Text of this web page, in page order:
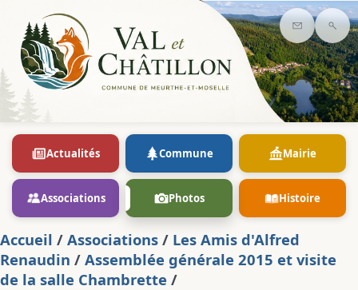
Contact
Actualités Commune Mairie
Associations Photos Histoire
Accueil / Associations / Les Amis d'Alfred
Renaudin / Assemblée générale 2015 et visite
de la salle Chambrette /